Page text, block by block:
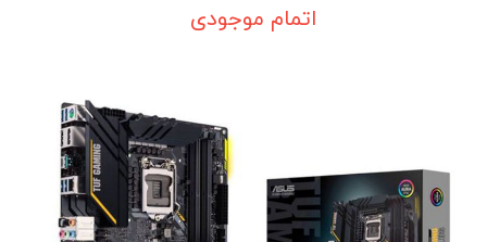
اتمام موجودی